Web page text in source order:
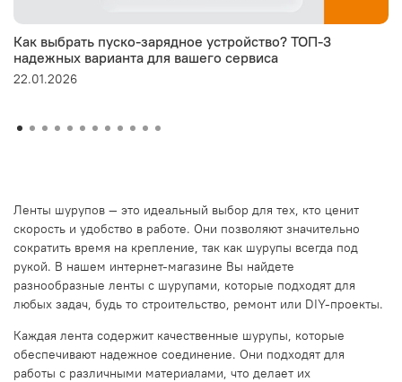
Как выбрать пуско-зарядное устройство? ТОП-3
надежных варианта для вашего сервиса
22.01.2026
Ленты шурупов — это идеальный выбор для тех, кто ценит
скорость и удобство в работе. Они позволяют значительно
сократить время на крепление, так как шурупы всегда под
рукой. В нашем интернет-магазине Вы найдете
разнообразные ленты с шурупами, которые подходят для
любых задач, будь то строительство, ремонт или DIY-проекты.
Каждая лента содержит качественные шурупы, которые
обеспечивают надежное соединение. Они подходят для
работы с различными материалами, что делает их